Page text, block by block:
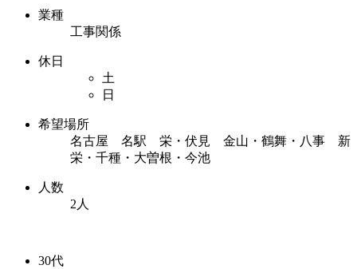
業種
工事関係
休日
土
日
希望場所
名古屋 名駅 栄・伏見 金山・鶴舞・八事 新
栄・千種・大曽根・今池
人数
2人
30代